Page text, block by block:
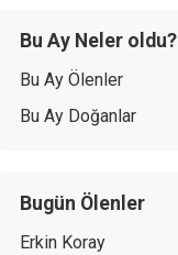
Bu Ay Neler oldu?
Bu Ay Ölenler
Bu Ay Doğanlar
Bugün Ölenler
Erkin Koray